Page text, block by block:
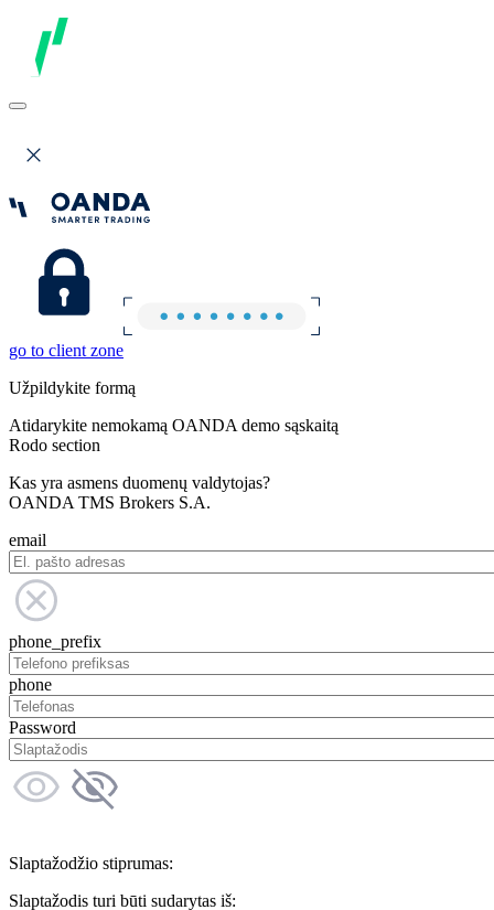
go to client zone
Užpildykite formą
Atidarykite nemokamą OANDA demo sąskaitą
Rodo section
Kas yra asmens duomenų valdytojas?
OANDA TMS Brokers S.A.
email
phone_prefix
phone
Password
Slaptažodžio stiprumas:
Slaptažodis turi būti sudarytas iš: